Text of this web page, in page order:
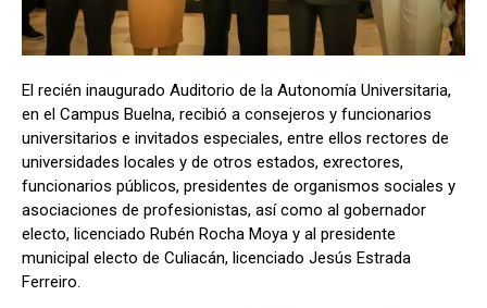
El recién inaugurado Auditorio de la Autonomía Universitaria,
en el Campus Buelna, recibió a consejeros y funcionarios
universitarios e invitados especiales, entre ellos rectores de
universidades locales y de otros estados, exrectores,
funcionarios públicos, presidentes de organismos sociales y
asociaciones de profesionistas, así como al gobernador
electo, licenciado Rubén Rocha Moya y al presidente
municipal electo de Culiacán, licenciado Jesús Estrada
Ferreiro.